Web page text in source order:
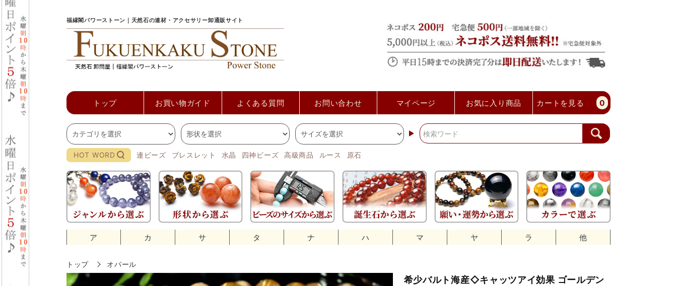
福縁閣パワーストーン｜天然石の連材・アクセサリー卸通販サイト
トップ お買い物ガイド よくある質問 お問い合わせ マイページ お気に入り商品 カートを見る 0
HOT WORD 連ビーズ ブレスレット 水晶 四神ビーズ 高級商品 ルース 原石
ア カ サ タ ナ ハ マ ヤ ラ 他
トップ オパール
希少バルト海産◇キャッツアイ効果 ゴールデン